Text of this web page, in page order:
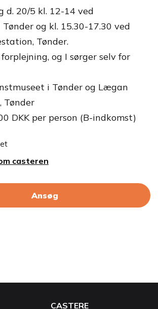
d. 20/5 kl. 12-14 ved
og kl. 15.30-17.30 ved
Tønder.
og I sørger selv for
i Tønder og Lægan
Tønder
DKK per person (B-indkomst)
casteren
Ansøg
CASTERE